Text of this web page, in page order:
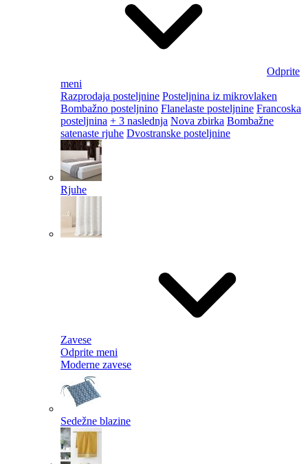
Odprite
meni
Razprodaja posteljnine Posteljnina iz mikrovlaken
Bombažno posteljnino Flanelaste posteljnine Francoska
posteljnina + 3 naslednja Nova zbirka Bombažne
satenaste rjuhe Dvostranske posteljnine
Rjuhe
Zavese
Odprite meni
Moderne zavese
Sedežne blazine